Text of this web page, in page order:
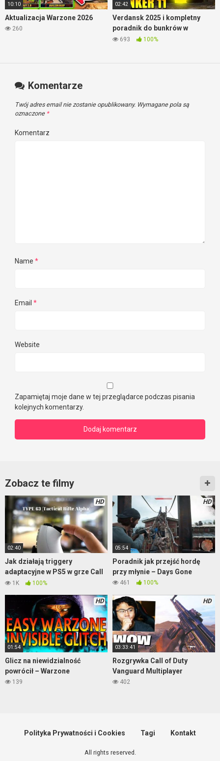
10:10
Aktualizacja Warzone 2026
260
02:42
Verdansk 2025 i kompletny
poradnik do bunkrów w
Warzone
693 100%
Komentarze
Twój adres email nie zostanie opublikowany. Wymagane pola są
oznaczone *
Komentarz
Name *
Email *
Website
Zapamiętaj moje dane w tej przeglądarce podczas pisania
kolejnych komentarzy.
Zobacz te filmy
HD
02:40
Jak działają triggery
adaptacyjne w PS5 w grze Call
of Duty BO: Cold War!
1K 100%
HD
05:54
Poradnik jak przejść hordę
przy młynie – Days Gone
461 100%
HD
01:54
Glicz na niewidzialność
powrócił – Warzone
139
HD
03:33:41
Rozgrywka Call of Duty
Vanguard Multiplayer
402
Polityka Prywatności i Cookies Tagi Kontakt
All rights reserved.